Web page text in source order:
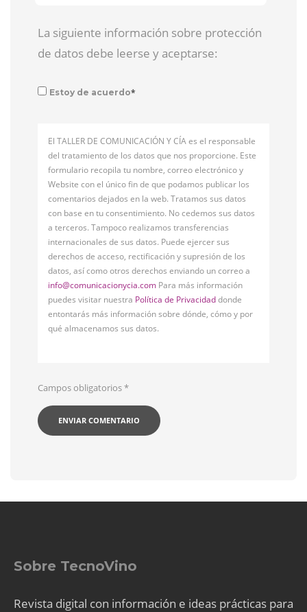
La siguiente información sobre protección
de datos debe leerse y aceptarse:
Estoy de acuerdo*
El TALLER DE COMUNICACIÓN Y CÍA es el responsable
del tratamiento de los datos que nos proporcione. Este
formulario recopila tu nombre, correo electrónico y
Website con el único fin de que podamos publicar los
comentarios dejados en la web. Tratamos sus datos
con base en tu consentimiento. No cedemos sus datos
a terceros. Tampoco realizamos transferencias
internacionales de sus datos. Puede ejercer sus
derechos de acceso, rectificación y supresión de los
datos, así como otros derechos enviando un correo a
info@comunicacionycia.com Para más información
puedes visitar nuestra Política de Privacidaddonde
entontarás más información sobre dónde, cómo y por
qué almacenamos sus datos.
Campos obligatorios*
Sobre TecnoVino
Revista digital con información e ideas prácticas para